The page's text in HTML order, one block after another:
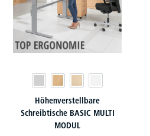
Höhenverstellbare
Schreibtische BASIC MULTI
MODUL